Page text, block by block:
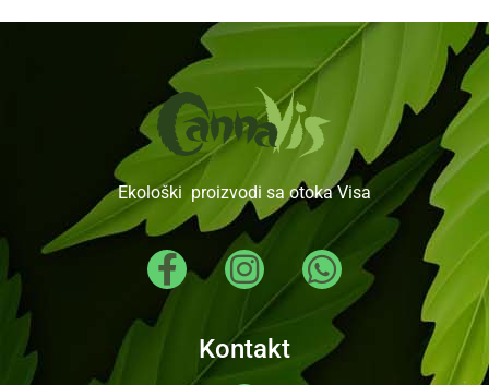
Ekološki proizvodi sa otoka Visa
Kontakt